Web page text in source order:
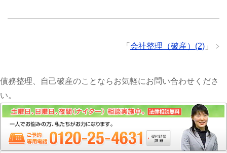
「 会社整理（破産）(2) 」
債務整理、自己破産のことならお気軽にお問い合わせくださ
い。